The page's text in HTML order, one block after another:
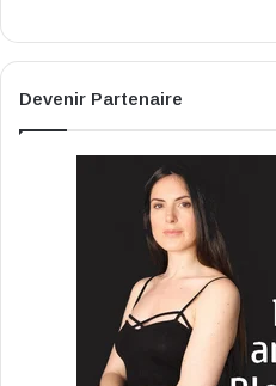
Devenir Partenaire